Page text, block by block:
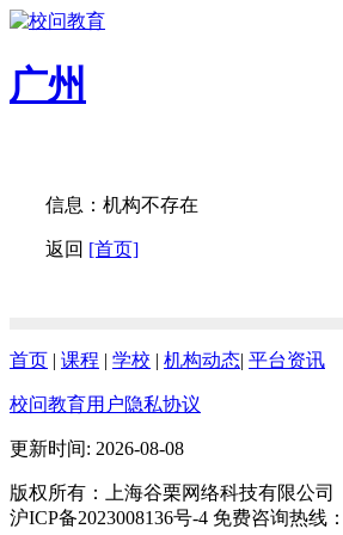
广州
信息：机构不存在
返回 [首页]
首页 | 课程 | 学校 | 机构动态| 平台资讯
校问教育用户隐私协议
更新时间: 2026-08-08
版权所有：上海谷栗网络科技有限公司
沪ICP备2023008136号-4 免费咨询热线：